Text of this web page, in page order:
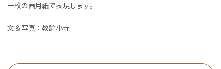
一枚の画用紙で表現します。
文＆写真：教諭小寺